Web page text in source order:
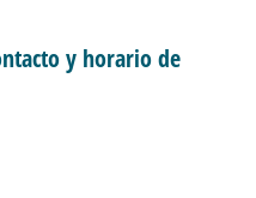
y horario de